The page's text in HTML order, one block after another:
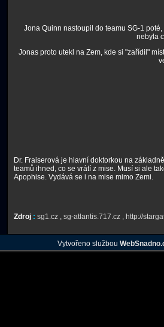
Jona Quinn nastoupil do teamu SG-1
nebyla
Jonas proto utekl na Zem, kde si "zařídil"
Dr. Fraiserová je hlavní doktorkou na
teamů ihned, co se vrátí z mise. Musí si ale
Apophise. Vydává se i na mise mimo Zemi.
Zdroj : sg1.cz , sg-atlantis.717.cz , http://
Vytvořeno službou